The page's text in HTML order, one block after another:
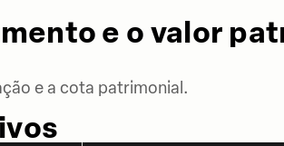
e o valor
e a cota patrimonial.